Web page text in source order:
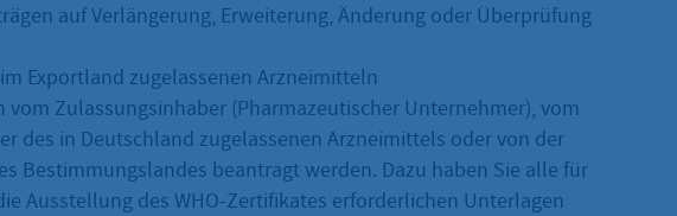
auf Verlängerung, Erweiterung, Änderung oder Überprüfung
Exportland zugelassenen Arzneimitteln
vom Zulassungsinhaber (Pharmazeutischer Unternehmer), vom
des in Deutschland zugelassenen Arzneimittels oder von der
Bestimmungslandes beantragt werden. Dazu haben Sie alle für
Ausstellung des WHO-Zertifikates erforderlichen Unterlagen